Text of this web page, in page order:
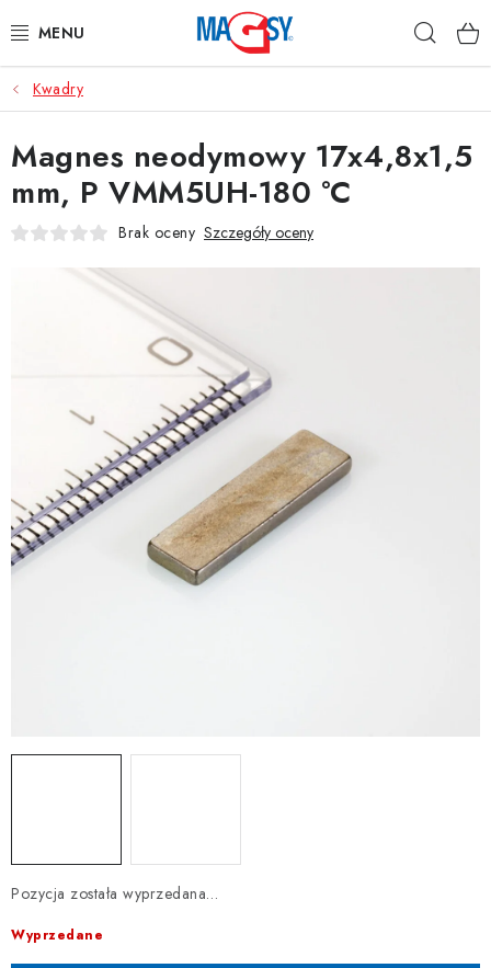
do
GŁÓWNE KATEGORIE
MAGNETYCZNE POMOCE
MAGNESY PRZEMYSŁOWE
INNE MAGNESY
MATERIAŁY NIERDZEWNE
Regulamin e-sklepu
Ochrona danych osobowych
Kontakty Odstąpienie od Umowy
Kwadry
Pozycja została wyprzedana…
Wyprzedane
Magnes neodymowy 17x4,8x1,5
mm, P VMM5UH-180 °C
Brak oceny Szczegóły oceny